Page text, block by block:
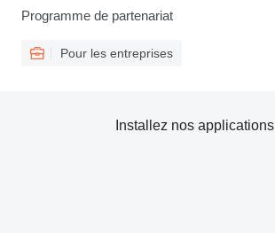
Programme de partenariat
Pour les entreprises
Installez nos applications